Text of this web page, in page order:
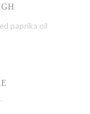
paprika oil